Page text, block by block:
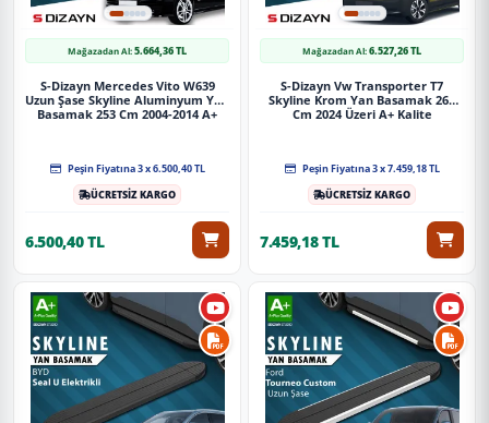
Mağazadan Al:5.664,36 TL
S-Dizayn Mercedes Vito W639
Uzun Şase Skyline Aluminyum Yan
Basamak 253 Cm 2004-2014 A+
Peşin Fiyatına 3 x 6.500,40 TL
ÜCRETSİZ KARGO
6.500,40 TL
Mağazadan Al:6.527,26 TL
S-Dizayn Vw Transporter T7
Skyline Krom Yan Basamak 263
Cm 2024 Üzeri A+ Kalite
Peşin Fiyatına 3 x 7.459,18 TL
ÜCRETSİZ KARGO
7.459,18 TL